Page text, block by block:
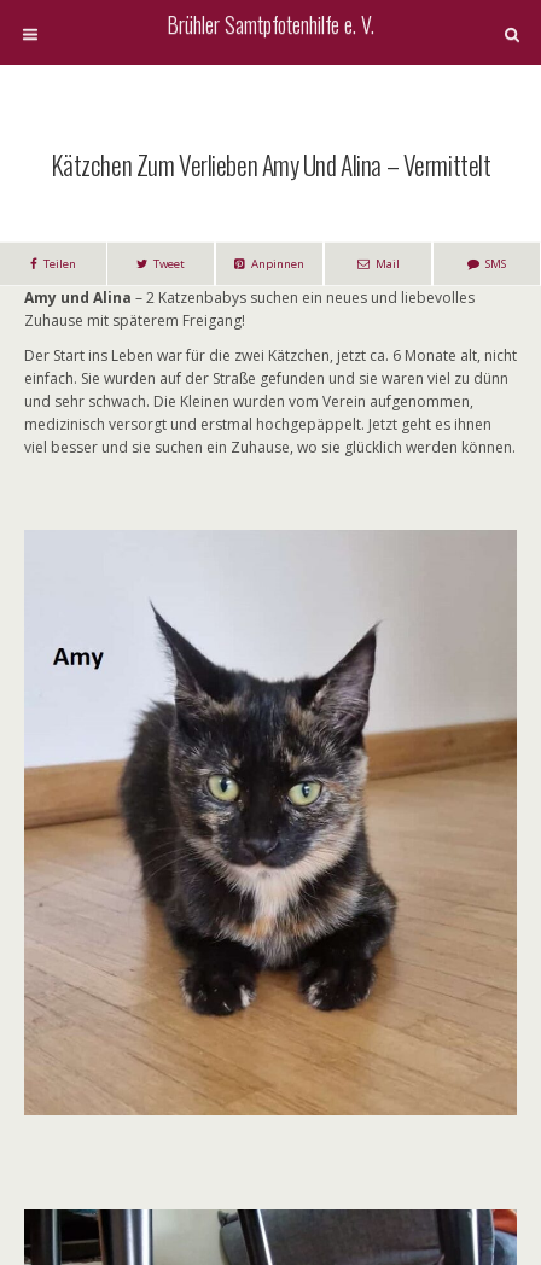
Brühler Samtpfotenhilfe e. V.
Kätzchen Zum Verlieben Amy Und Alina – Vermittelt
Teilen Tweet Anpinnen Mail SMS
Amy und Alina – 2 Katzenbabys suchen ein neues und liebevolles
Zuhause mit späterem Freigang!
Der Start ins Leben war für die zwei Kätzchen, jetzt ca. 6 Monate alt, nicht
einfach. Sie wurden auf der Straße gefunden und sie waren viel zu dünn
und sehr schwach. Die Kleinen wurden vom Verein aufgenommen,
medizinisch versorgt und erstmal hochgepäppelt. Jetzt geht es ihnen
viel besser und sie suchen ein Zuhause, wo sie glücklich werden können.